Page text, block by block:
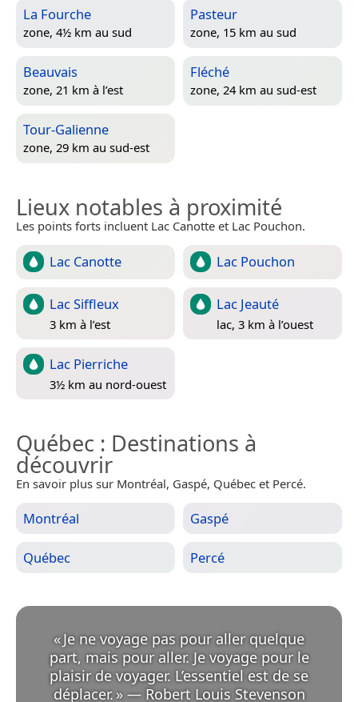
La Fourche
zone, 4½ km au sud
Pasteur
zone, 15 km au sud
Beauvais
zone, 21 km à l’est
Fléché
zone, 24 km au sud-est
Tour-Galienne
zone, 29 km au sud-est
Lieux notables à proximité
Les points forts incluent Lac Canotte et Lac Pouchon.
Lac Canotte Lac Pouchon
Lac Siffleux
3 km à l’est
Lac Jeauté
lac, 3 km à l’ouest
Lac Pierriche
3½ km au nord-ouest
Québec : Destinations à
découvrir
En savoir plus sur Montréal, Gaspé, Québec et Percé.
Montréal Gaspé
Québec Percé
«Je ne voyage pas pour aller quelque
part, mais pour aller. Je voyage pour le
plaisir de voyager. L’essentiel est de se
déplacer. » — Robert Louis Stevenson